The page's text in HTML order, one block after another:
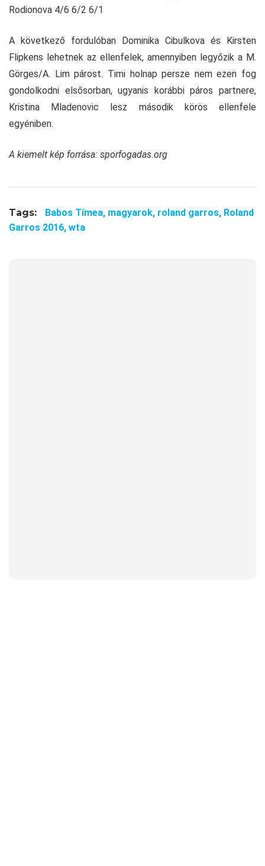
Rodionova 4/6 6/2 6/1
A következő fordulóban Dominika Cibulkova és Kirsten
Flipkens lehetnek az ellenfelek, amennyiben legyőzik a M.
Görges/A. Lim párost. Timi holnap persze nem ezen fog
gondolkodni elsősorban, ugyanis korábbi páros partnere,
Kristina Mladenovic lesz második körös ellenfele
egyéniben.
A kiemelt kép forrása: sporfogadas.org
Tags: Babos Tímea, magyarok, roland garros, Roland
Garros 2016, wta